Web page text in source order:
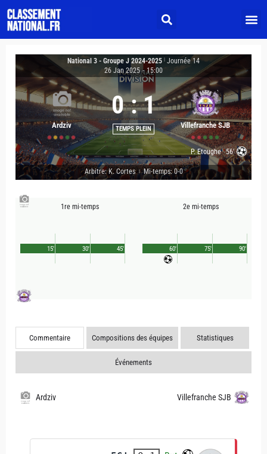
National 3 - Groupe J 2024-2025 Journée 14
26 Jan 2025 - 15:00
Ardziv
0 : 1
TEMPS PLEIN Villefranche SJB
P. Etoughe 56'
Arbitre: K. Cortes | Mi-temps: 0-0
1re mi-temps
45'
15' 30'
2e mi-temps
90'
60' 75'
Commentaire Compositions des équipes Statistiques
Événements
Ardziv Villefranche SJB